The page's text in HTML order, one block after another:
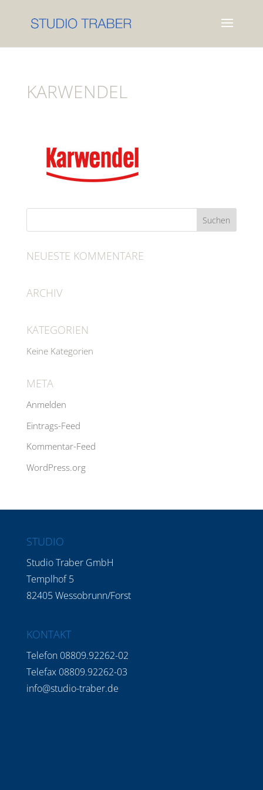
KARWENDEL
NEUESTE KOMMENTARE
ARCHIV
KATEGORIEN
Keine Kategorien
META
Anmelden
Eintrags-Feed
Kommentar-Feed
WordPress.org
STUDIO
Studio Traber GmbH
Templhof 5
82405 Wessobrunn/Forst
KONTAKT
Telefon 08809.92262-02
Telefax 08809.92262-03
info@studio-traber.de